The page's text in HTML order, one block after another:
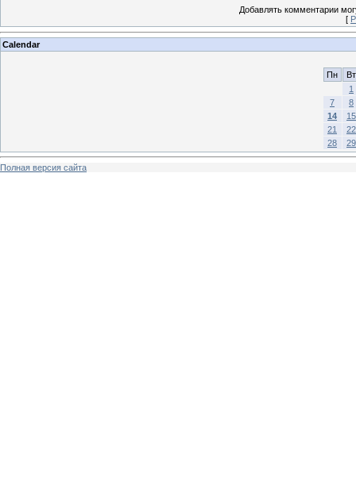
Добавлять комментарии
[
Calendar
Пн
Вт
1
7
8
14
15
21
22
28
29
Полная версия сайта